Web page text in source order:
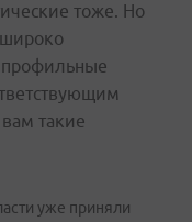
тоже. Но
профильные
такие
уже приняли